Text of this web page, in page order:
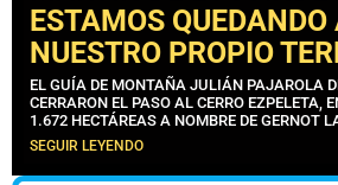
ESTAMOS QUEDANDO
NUESTRO PROPIO
EL GUÍA DE MONTAÑA JULIÁN PAJAROLA
CERRARON EL PASO AL CERRO EZPELETA,
1.672 HECTÁREAS A NOMBRE DE GERNOT
SEGUIR LEYENDO